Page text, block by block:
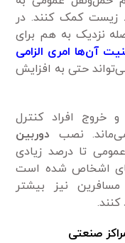
کمک کنند. در
نزدیک به هم برای
آن‌ها امری الزامی
حتی به افزایش
و خروج افراد کنترل
نصب دوربین
تا درصد زیادی
اشخاص شده است
نیز بیشتر
صنعتی